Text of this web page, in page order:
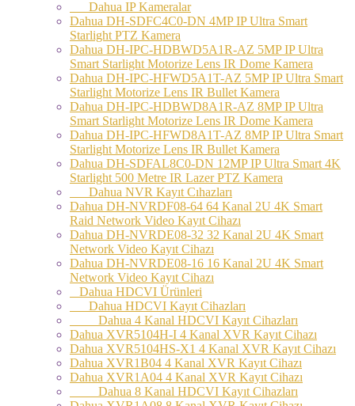
Dahua IP Kameralar
Dahua DH-SDFC4C0-DN 4MP IP Ultra Smart
Starlight PTZ Kamera
Dahua DH-IPC-HDBWD5A1R-AZ 5MP IP Ultra
Smart Starlight Motorize Lens IR Dome Kamera
Dahua DH-IPC-HFWD5A1T-AZ 5MP IP Ultra Smart
Starlight Motorize Lens IR Bullet Kamera
Dahua DH-IPC-HDBWD8A1R-AZ 8MP IP Ultra
Smart Starlight Motorize Lens IR Dome Kamera
Dahua DH-IPC-HFWD8A1T-AZ 8MP IP Ultra Smart
Starlight Motorize Lens IR Bullet Kamera
Dahua DH-SDFAL8C0-DN 12MP IP Ultra Smart 4K
Starlight 500 Metre IR Lazer PTZ Kamera
Dahua NVR Kayıt Cıhazları
Dahua DH-NVRDF08-64 64 Kanal 2U 4K Smart
Raid Network Video Kayıt Cihazı
Dahua DH-NVRDE08-32 32 Kanal 2U 4K Smart
Network Video Kayıt Cihazı
Dahua DH-NVRDE08-16 16 Kanal 2U 4K Smart
Network Video Kayıt Cihazı
Dahua HDCVI Ürünleri
Dahua HDCVI Kayıt Cihazları
Dahua 4 Kanal HDCVI Kayıt Cihazları
Dahua XVR5104H-I 4 Kanal XVR Kayıt Cihazı
Dahua XVR5104HS-X1 4 Kanal XVR Kayıt Cihazı
Dahua XVR1B04 4 Kanal XVR Kayıt Cihazı
Dahua XVR1A04 4 Kanal XVR Kayıt Cihazı
Dahua 8 Kanal HDCVI Kayıt Cihazları